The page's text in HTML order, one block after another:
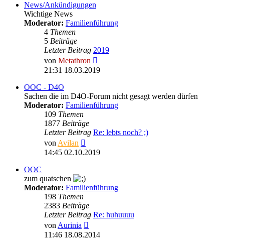
News/Ankündigungen
Wichtige News
Moderator: Familienführung
4 Themen
5 Beiträge
Letzter Beitrag 2019
von Metathron
Beitrag
21:31 18.03.2019
OOC - D4O
Sachen die im D4O-Forum nicht gesagt werden dürfen
Moderator: Familienführung
109 Themen
1877 Beiträge
Letzter Beitrag Re: lebts noch? ;)
vonAvilan
Beitrag
14:45 02.10.2019
OOC
zum quatschen
Moderator: Familienführung
198 Themen
2383 Beiträge
Letzter Beitrag Re: huhuuuu
vonAurinia
Beitrag
11:46 18.08.2014